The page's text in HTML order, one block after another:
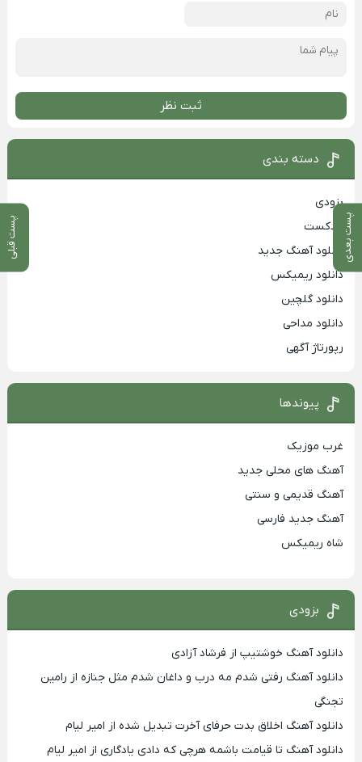
پست بعدی پست قبلی
ثبت نظر
دسته بندی
بزودی
پادکست
دانلود آهنگ جدید
دانلود ریمیکس
دانلود گلچین
دانلود مداحی
رپورتاژ آگهی
پیوندها
غرب موزیک
آهنگ های محلی جدید
آهنگ قدیمی و سنتی
آهنگ جدید فارسی
شاه ریمیکس
بزودی
دانلود آهنگ خوشتیپ از فرشاد آزادی
دانلود آهنگ رفتی شدم مه درب و داغان شدم مثل جنازه از رامین
تجنگی
دانلود آهنگ اخلاق بدت حرفای آخرت تبدیل شده از امیر لیام
دانلود آهنگ تا قیامت باشمه هرچی که دادی یادگاری از امیر لیام